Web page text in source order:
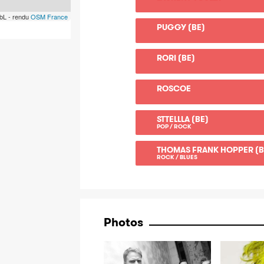
- renduOSM France
PUGGY (BE)
RORI (BE)
ROSCOE
STTELLLA (BE)
POP / ROCK
THOMAS FRANK HOPPER
ROCK / BLUES
Photos